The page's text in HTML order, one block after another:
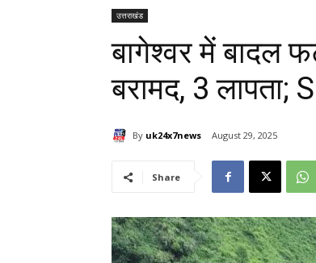
उत्तराखंड
बागेश्वर में बादल
बरामद, 3 लापता;
By uk24x7news August 29, 2025
Share